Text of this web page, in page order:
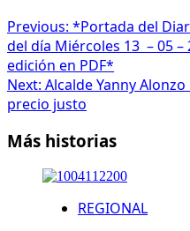
Previous: *Portada del
del día Miércoles 13 – 05
edición en PDF*
Next: Alcalde Yanny
precio justo
Más historias
REGIONAL